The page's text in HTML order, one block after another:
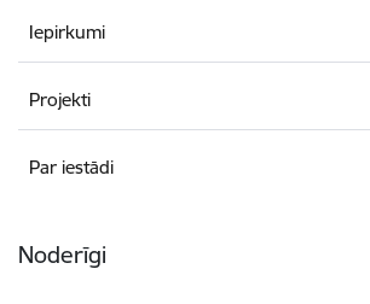
Iepirkumi
Projekti
Par iestādi
Noderīgi